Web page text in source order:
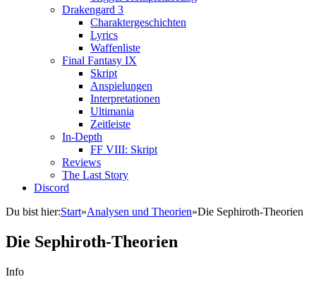
Drakengard 3
Charaktergeschichten
Lyrics
Waffenliste
Final Fantasy IX
Skript
Anspielungen
Interpretationen
Ultimania
Zeitleiste
In-Depth
FF VIII: Skript
Reviews
The Last Story
Discord
Du bist hier:Start»Analysen und Theorien»Die Sephiroth-Theorien
Die Sephiroth-Theorien
Info